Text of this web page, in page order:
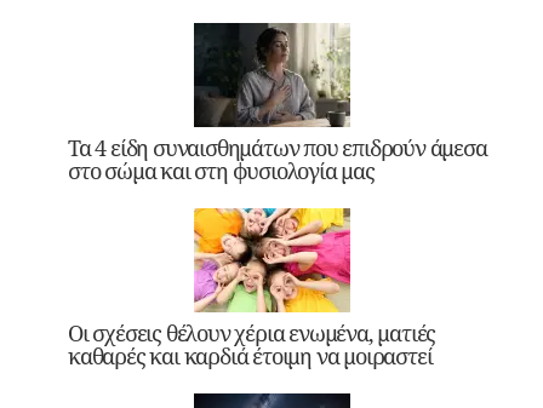
Τα 4 είδη συναισθημάτων που επιδρούν άμεσα
στο σώμα και στη φυσιολογία μας
Οι σχέσεις θέλουν χέρια ενωμένα, ματιές
καθαρές και καρδιά έτοιμη να μοιραστεί